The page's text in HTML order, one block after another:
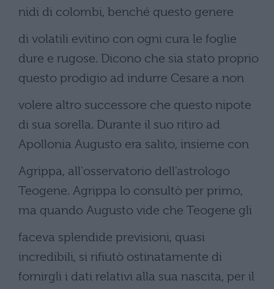
nidi di colombi, benché questo genere
di volatili evitino con ogni cura le foglie
dure e rugose. Dicono che sia stato proprio
questo prodigio ad indurre Cesare a non
volere altro successore che questo nipote
di sua sorella. Durante il suo ritiro ad
Apollonia Augusto era salito, insieme con
Agrippa, all'osservatorio dell'astrologo
Teogene. Agrippa lo consultò per primo,
ma quando Augusto vide che Teogene gli
faceva splendide previsioni, quasi
incredibili, si rifiutò ostinatamente di
fornirgli i dati relativi alla sua nascita, per il